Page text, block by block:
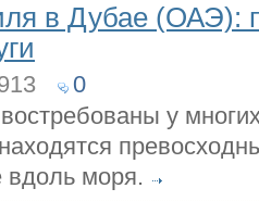
в Дубае (ОАЭ):
0
востребованы у
вдоль моря.